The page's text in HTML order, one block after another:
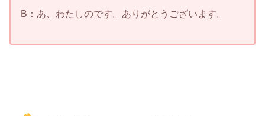
B：あ、わたしのです。ありがとうございます。